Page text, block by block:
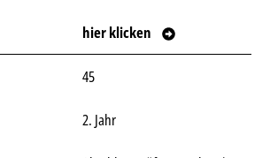
hier klicken
45
2. Jahr